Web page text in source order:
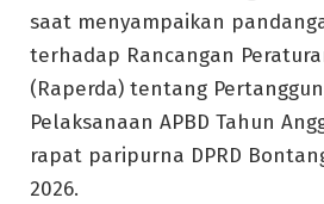
saat menyampaikan
terhadap Rancangan
(Raperda) tentang
Pelaksanaan APBD Tahun
rapat paripurna DPRD
2026.